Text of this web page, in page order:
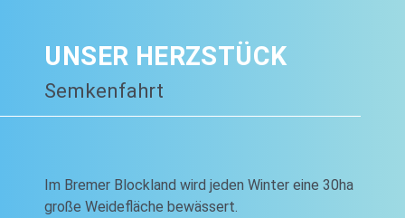
UNSER HERZSTÜCK
Semkenfahrt
Im Bremer Blockland wird jeden Winter eine 30ha
große Weidefläche bewässert.